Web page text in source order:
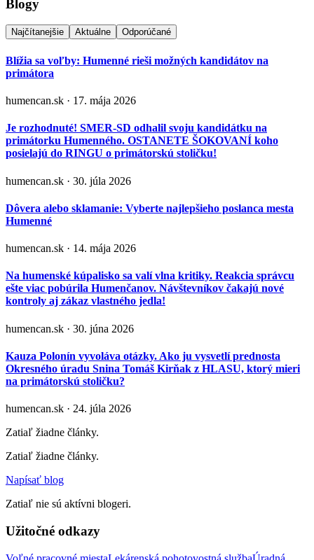
Blogy
Najčítanejšie Aktuálne Odporúčané
Blížia sa voľby: Humenné rieši možných kandidátov na
primátora
humencan.sk · 17. mája 2026
Je rozhodnuté! SMER-SD odhalil svoju kandidátku na
primátorku Humenného. OSTANETE ŠOKOVANÍ koho
posielajú do RINGU o primátorskú stoličku!
humencan.sk · 30. júla 2026
Dôvera alebo sklamanie: Vyberte najlepšieho poslanca mesta
Humenné
humencan.sk · 14. mája 2026
Na humenské kúpalisko sa valí vlna kritiky. Reakcia správcu
ešte viac pobúrila Humenčanov. Návštevníkov čakajú nové
kontroly aj zákaz vlastného jedla!
humencan.sk · 30. júna 2026
Kauza Polonín vyvoláva otázky. Ako ju vysvetlí prednosta
Okresného úradu Snina Tomáš Kirňak z HLASU, ktorý mieri
na primátorskú stoličku?
humencan.sk · 24. júla 2026
Zatiaľ žiadne články.
Zatiaľ žiadne články.
Napísať blog
Zatiaľ nie sú aktívni blogeri.
Užitočné odkazy